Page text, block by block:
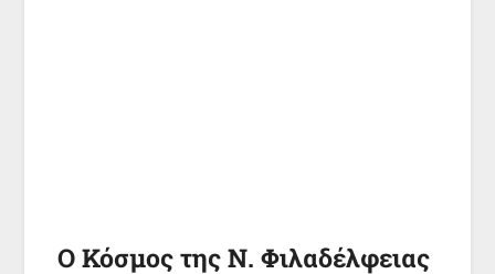
Ο Κόσμος της Ν. Φιλαδέλφειας